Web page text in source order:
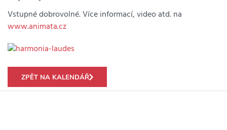
Vstupné dobrovolné. Více informací, video atd. na
www.animata.cz
ZPĚT NA KALENDÁŘ